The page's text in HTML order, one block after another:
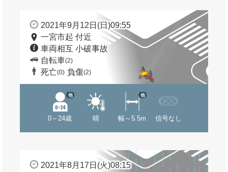
2021年9月12日(日)09:55
一宮市起 付近
車両相互 小破事故
自転車(2)
死亡(0) 負傷(2)
0～24歳
他
晴 幅～5.5m
他
信号なし
2021年8月17日(火)08:15